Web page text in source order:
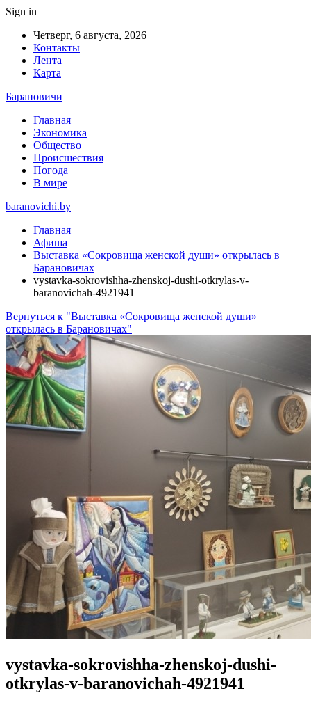
Sign in
Четверг, 6 августа, 2026
Контакты
Лента
Карта
Барановичи
Главная
Экономика
Общество
Происшествия
Погода
В мире
baranovichi.by
Главная
Афиша
Выставка «Сокровища женской души» открылась в
Барановичах
vystavka-sokrovishha-zhenskoj-dushi-otkrylas-v-
baranovichah-4921941
Вернуться к "Выставка «Сокровища женской души»
открылась в Барановичах"
vystavka-sokrovishha-zhenskoj-dushi-
otkrylas-v-baranovichah-4921941